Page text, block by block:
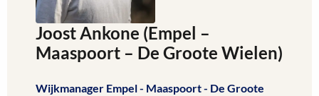
Joost Ankone (Empel –
Maaspoort – De Groote Wielen)
Wijkmanager Empel - Maaspoort - De Groote